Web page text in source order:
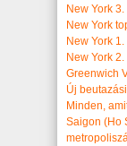
New York
New York
New York
New York
Greenwich
Új
Minden,
Saigon (Ho